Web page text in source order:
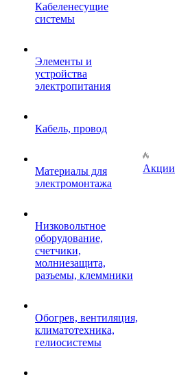
Кабеленесущие
системы
Элементы и
устройства
электропитания
Кабель, провод
Материалы для
электромонтажа
Низковольтное
оборудование,
счетчики,
молниезащита,
разъемы, клеммники
Обогрев, вентиляция,
климатотехника,
гелиосистемы
Акции